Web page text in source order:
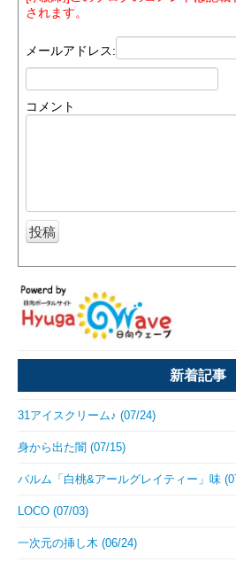
されます。
メールアドレス:
コメント
新着記事
31アイスクリーム♪ (07/24)
身から出た闇 (07/15)
パルム「白桃&アールグレイティー」味
LOCO (07/03)
一次元の挿し木 (06/24)